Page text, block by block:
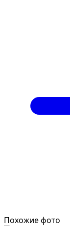
Похожие фото